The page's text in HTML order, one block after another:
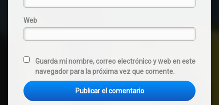
Web
Guarda mi nombre, correo electrónico y web en este
navegador para la próxima vez que comente.